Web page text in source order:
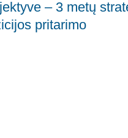
– 3 metų
pritarimo